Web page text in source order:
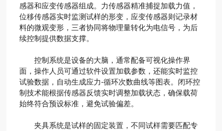
感器和应变传感器组成。力传感器精准捕捉加载力值，
位移传感器实时监测试样的形变，应变传感器则记录材
料的微观变形，三者协同将物理量转化为电信号，为后
续控制提供数据支撑。
控制系统是设备的大脑，通常配备可视化操作界
面，操作人员可通过软件设置加载参数，还能实时监控
试验数据，自动生成应力-循环次数曲线等图表。闭环控
制技术能根据传感器反馈实时调整加载状态，确保载荷
始终符合预设标准，避免试验偏差。
夹具系统是试样的固定装置，不同试样需要匹配专